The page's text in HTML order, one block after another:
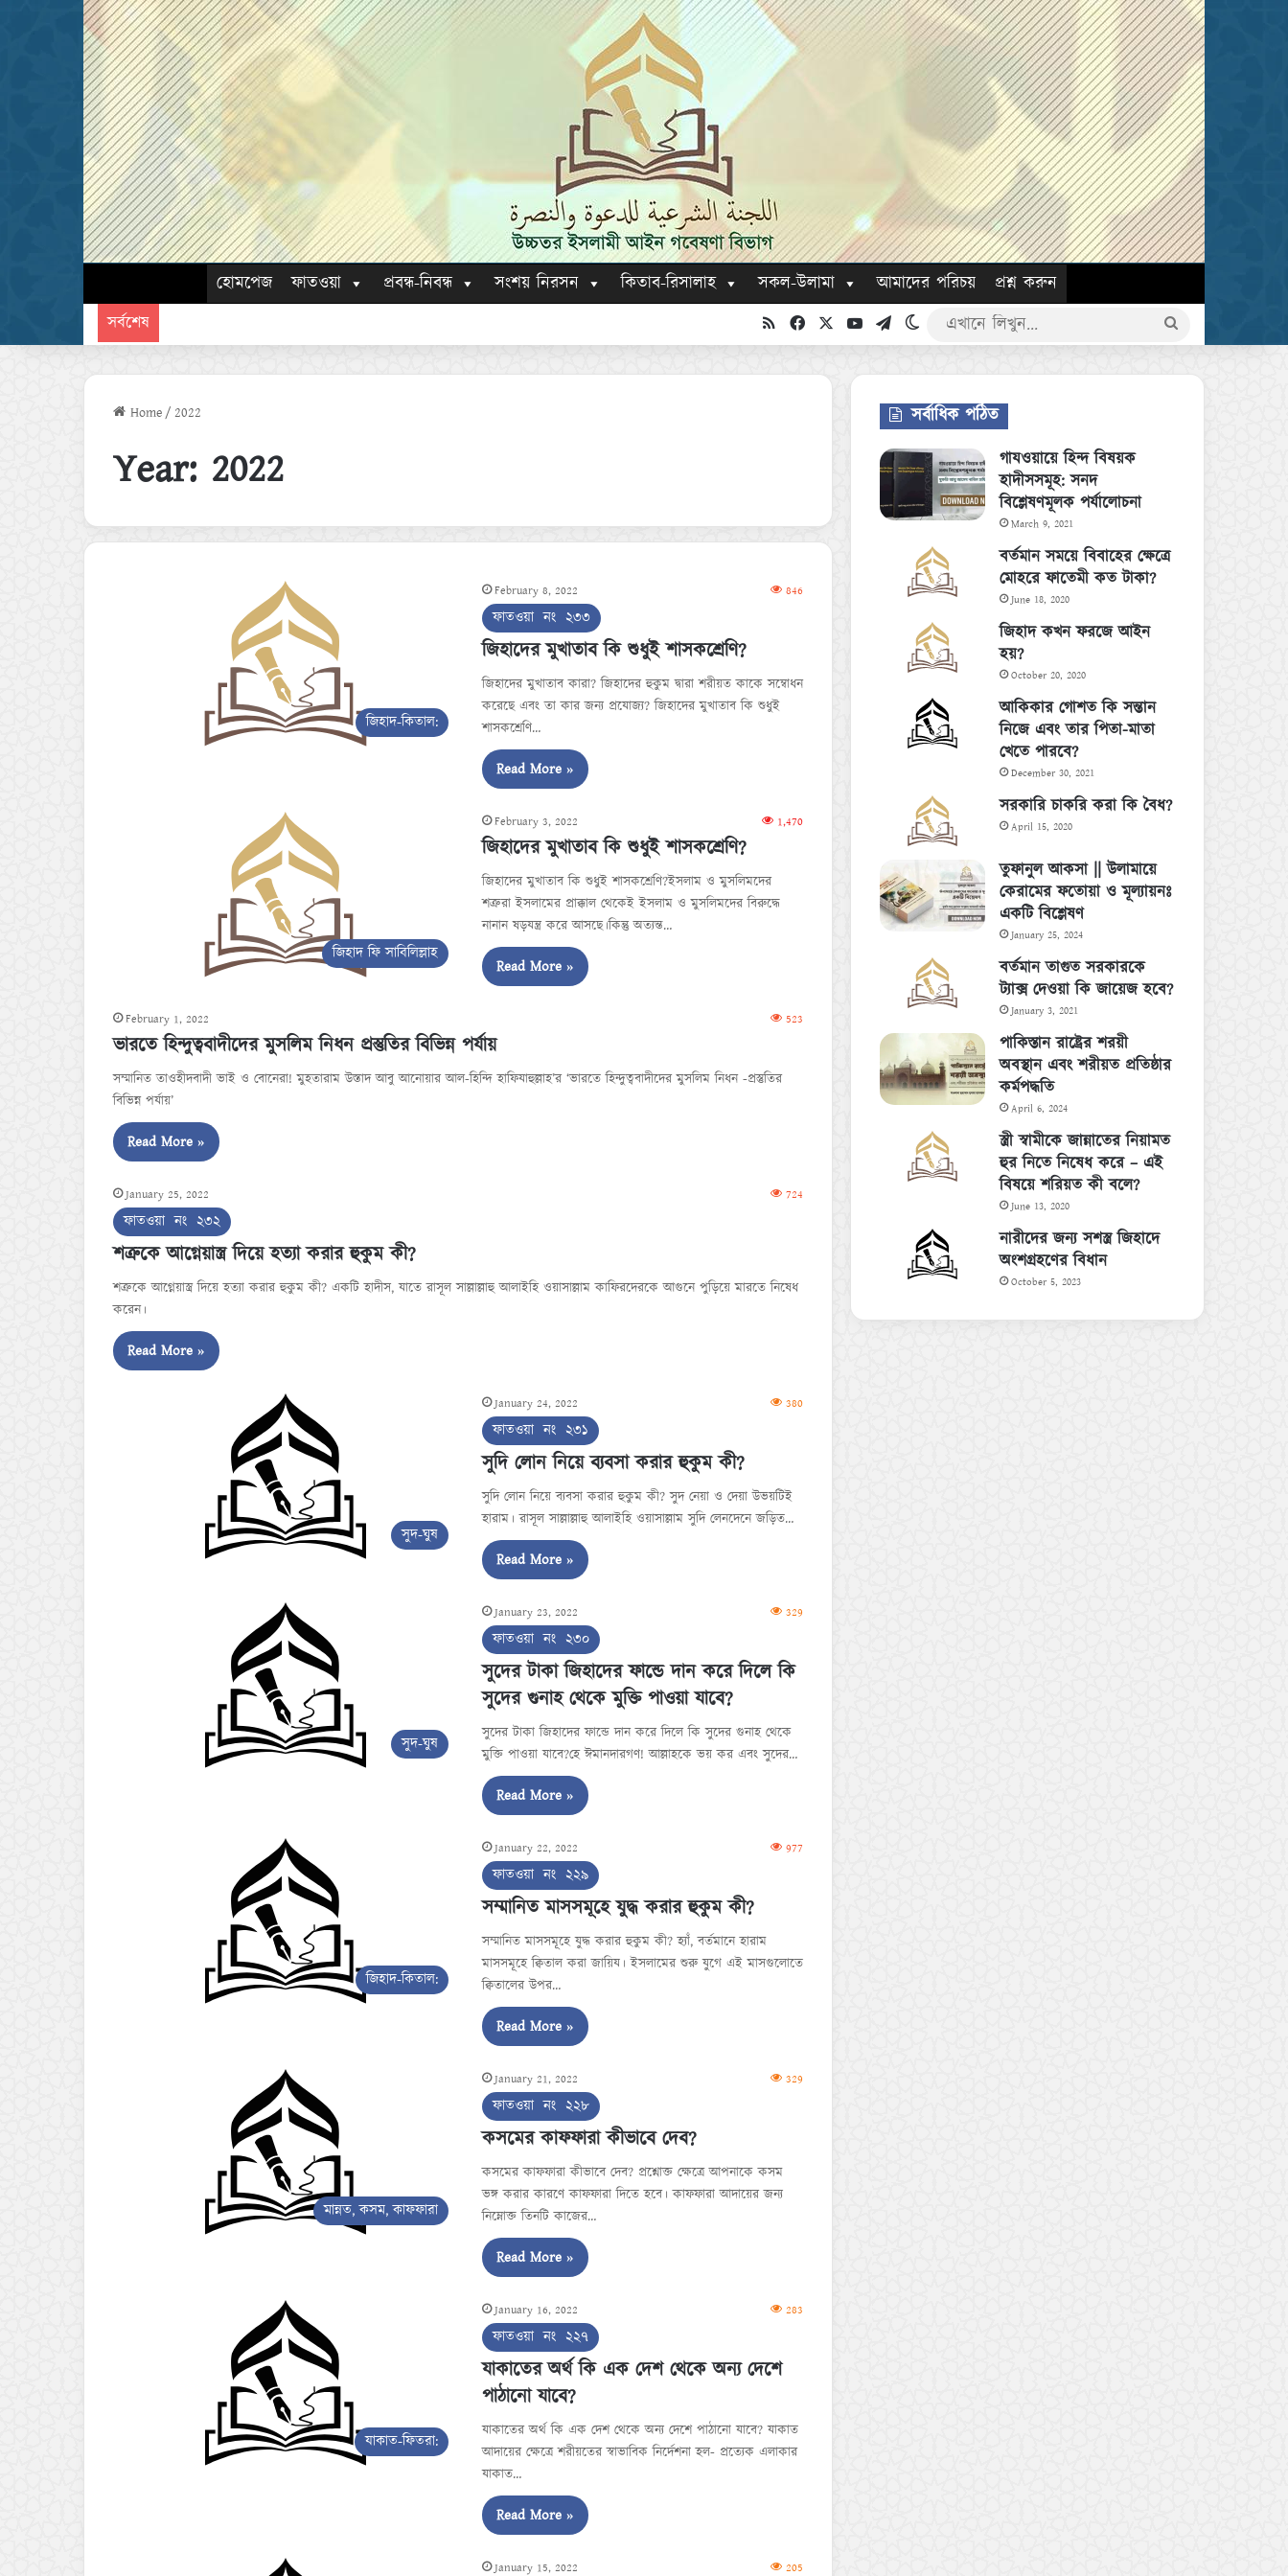
হোমপেজ ফাতওয়া প্রবন্ধ-নিবন্ধ সংশয় নিরসন কিতাব-রিসালাহ সকল-উলামা আমাদের পরিচয় প্রশ্ন করুন
সর্বশেষ RSS Facebook YouTubeTelegramSwitch skin
Home/ 2022
Year: 2022
জিহাদ-কিতাল:
February 8, 2022 846
ফাতওয়া নং ২৩৩
জিহাদের মুখাতাব কি শুধুই শাসকশ্রেণি?
জিহাদের মুখাতাব কারা? জিহাদের হুকুম দ্বারা শরীয়ত কাকে সম্বোধন
করেছে এবং তা কার জন্য প্রযোজ্য? জিহাদের মুখাতাব কি শুধুই
শাসকশ্রেণি…
Read More »
জিহাদ ফি সাবিলিল্লাহ
February 3, 2022 1,470
জিহাদের মুখাতাব কি শুধুই শাসকশ্রেণি?
জিহাদের মুখাতাব কি শুধুই শাসকশ্রেণি?ইসলাম ও মুসলিমদের
শত্রুরা ইসলামের প্রাক্কাল থেকেই ইসলাম ও মুসলিমদের বিরুদ্ধে
নানান ষড়যন্ত্র করে আসছে।কিন্তু অত্যন্ত…
Read More »
February 1, 2022 523
ভারতে হিন্দুত্ববাদীদের মুসলিম নিধন প্রস্তুতির বিভিন্ন পর্যায়
সম্মানিত তাওহীদবাদী ভাই ও বোনেরা! মুহতারাম উস্তাদ আবু আনোয়ার আল-হিন্দি হাফিযাহুল্লাহ’র ‘ভারতে হিন্দুত্ববাদীদের মুসলিম নিধন -প্রস্তুতির
বিভিন্ন পর্যায়’
Read More »
January 25, 2022 724
ফাতওয়া নং ২৩২
শত্রুকে আগ্নেয়াস্ত্র দিয়ে হত্যা করার হুকুম কী?
শত্রুকে আগ্নেয়াস্ত্র দিয়ে হত্যা করার হুকুম কী? একটি হাদীস, যাতে রাসূল সাল্লাল্লাহু আলাইহি ওয়াসাল্লাম কাফিরদেরকে আগুনে পুড়িয়ে মারতে নিষেধ
করেন।
Read More »
সুদ-ঘুষ
January 24, 2022 380
ফাতওয়া নং ২৩১
সুদি লোন নিয়ে ব্যবসা করার হুকুম কী?
সুদি লোন নিয়ে ব্যবসা করার হুকুম কী? সুদ নেয়া ও দেয়া উভয়টিই
হারাম। রাসূল সাল্লাল্লাহু আলাইহি ওয়াসাল্লাম সুদি লেনদেনে জড়িত…
Read More »
সুদ-ঘুষ
January 23, 2022 329
ফাতওয়া নং ২৩০
সুদের টাকা জিহাদের ফান্ডে দান করে দিলে কি
সুদের গুনাহ থেকে মুক্তি পাওয়া যাবে?
সুদের টাকা জিহাদের ফান্ডে দান করে দিলে কি সুদের গুনাহ থেকে
মুক্তি পাওয়া যাবে?হে ঈমানদারগণ! আল্লাহকে ভয় কর এবং সুদের…
Read More »
জিহাদ-কিতাল:
January 22, 2022 977
ফাতওয়া নং ২২৯
সম্মানিত মাসসমূহে যুদ্ধ করার হুকুম কী?
সম্মানিত মাসসমূহে যুদ্ধ করার হুকুম কী? হ্যাঁ, বর্তমানে হারাম
মাসসমূহে ক্বিতাল করা জায়িয। ইসলামের শুরু যুগে এই মাসগুলোতে
ক্বিতালের উপর…
Read More »
মান্নত, কসম, কাফফারা
January 21, 2022 329
ফাতওয়া নং ২২৮
কসমের কাফফারা কীভাবে দেব?
কসমের কাফফারা কীভাবে দেব? প্রশ্নোক্ত ক্ষেত্রে আপনাকে কসম
ভঙ্গ করার কারণে কাফফারা দিতে হবে। কাফফারা আদায়ের জন্য
নিম্নোক্ত তিনটি কাজের…
Read More »
যাকাত-ফিতরা:
January 16, 2022 283
ফাতওয়া নং ২২৭
যাকাতের অর্থ কি এক দেশ থেকে অন্য দেশে
পাঠানো যাবে?
যাকাতের অর্থ কি এক দেশ থেকে অন্য দেশে পাঠানো যাবে? যাকাত
আদায়ের ক্ষেত্রে শরীয়তের স্বাভাবিক নির্দেশনা হল- প্রত্যেক এলাকার
যাকাত…
Read More »
January 15, 2022 205
সর্বাধিক পঠিত
গাযওয়ায়ে হিন্দ বিষয়ক
হাদীসসমূহ: সনদ
বিশ্লেষণমূলক পর্যালোচনা
March 9, 2021
বর্তমান সময়ে বিবাহের ক্ষেত্রে
মোহরে ফাতেমী কত টাকা?
June 18, 2020
জিহাদ কখন ফরজে আইন
হয়?
October 20, 2020
আকিকার গোশত কি সন্তান
নিজে এবং তার পিতা-মাতা
খেতে পারবে?
December 30, 2021
সরকারি চাকরি করা কি বৈধ?
April 15, 2020
তুফানুল আকসা || উলামায়ে
কেরামের ফতোয়া ও মূল্যায়নঃ
একটি বিশ্লেষণ
January 25, 2024
বর্তমান তাগুত সরকারকে
ট্যাক্স দেওয়া কি জায়েজ হবে?
January 3, 2021
পাকিস্তান রাষ্ট্রের শরয়ী
অবস্থান এবং শরীয়ত প্রতিষ্ঠার
কর্মপদ্ধতি
April 6, 2024
স্ত্রী স্বামীকে জান্নাতের নিয়ামত
হুর নিতে নিষেধ করে – এই
বিষয়ে শরিয়ত কী বলে?
June 13, 2020
নারীদের জন্য সশস্ত্র জিহাদে
অংশগ্রহণের বিধান
October 5, 2023